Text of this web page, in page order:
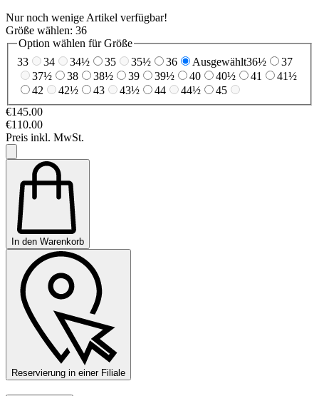
Nur noch wenige Artikel verfügbar!
Größe wählen: 36
Option wählen für Größe
33
34 34½ 35 35½ 36 Ausgewählt36½
37
37½
38 38½ 39 39½ 40 40½ 41
41½
42
42½ 43 43½ 44 44½
45
€145.00
€110.00
Preis inkl. MwSt.
In den Warenkorb
Reservierung in einer Filiale